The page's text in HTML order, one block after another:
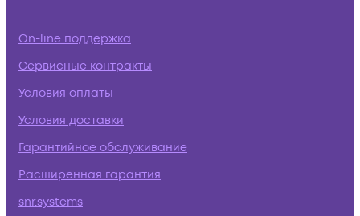
On-line поддержка
Сервисные контракты
Условия оплаты
Условия доставки
Гарантийное обслуживание
Расширенная гарантия
snr.systems